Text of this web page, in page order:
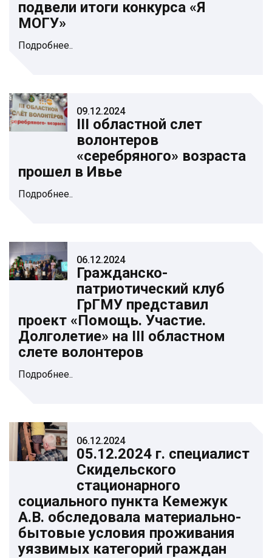
подвели итоги конкурса «Я
МОГУ»
Подробнее..
09.12.2024
III областной слет
волонтеров
«серебряного» возраста
прошел в Ивье
Подробнее..
06.12.2024
Гражданско-
патриотический клуб
ГрГМУ представил
проект «Помощь. Участие.
Долголетие» на III областном
слете волонтеров
Подробнее..
06.12.2024
05.12.2024 г. специалист
Скидельского
стационарного
социального пункта Кемежук
А.В. обследовала материально-
бытовые условия проживания
уязвимых категорий граждан